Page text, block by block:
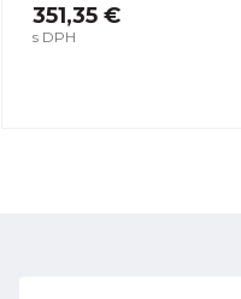
351,35 €
s DPH